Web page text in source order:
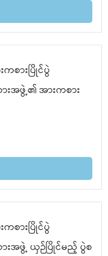
စားပြိုင်ပွဲ
းအဖွဲ့၏ အားကစား
စားပြိုင်ပွဲ
ားအဖွဲ့ ယှဉ်ပြိုင်မည့် ပွဲစ